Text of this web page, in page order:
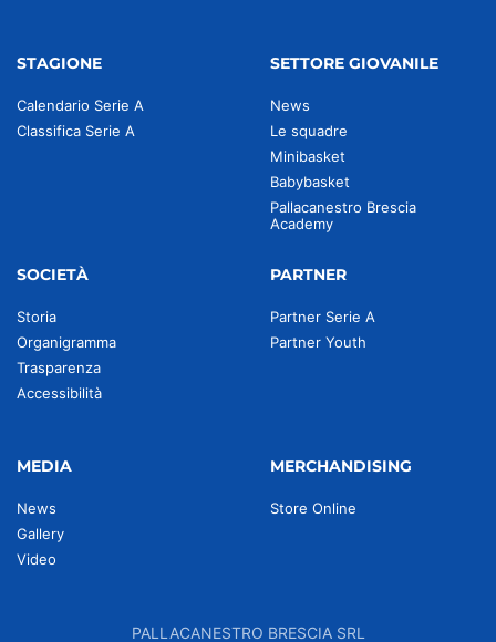
STAGIONE
Calendario Serie A
Classifica Serie A
SETTORE GIOVANILE
News
Le squadre
Minibasket
Babybasket
Pallacanestro Brescia
Academy
SOCIETÀ
Storia
Organigramma
Trasparenza
Accessibilità
PARTNER
Partner Serie A
Partner Youth
MEDIA
News
Gallery
Video
MERCHANDISING
Store Online
PALLACANESTRO BRESCIA SRL